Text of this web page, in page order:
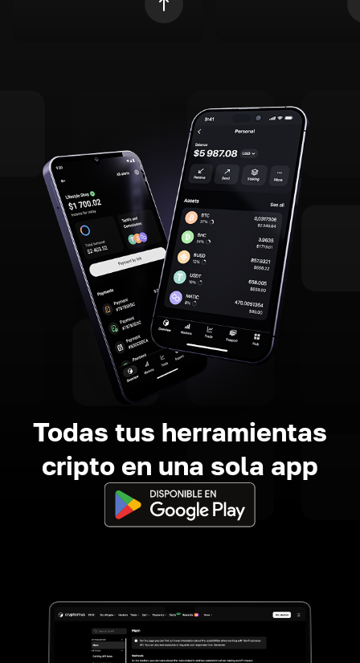
Todas tus herramientas
cripto en una sola app